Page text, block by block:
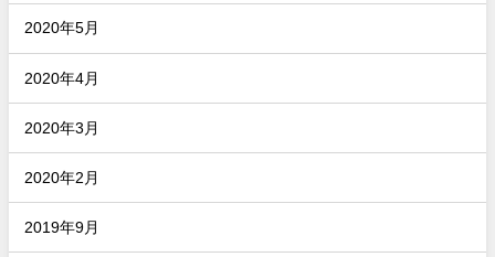
2020年5月
2020年4月
2020年3月
2020年2月
2019年9月